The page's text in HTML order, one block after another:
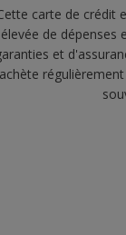
carte de crédit
élevée de dépenses
et
achète